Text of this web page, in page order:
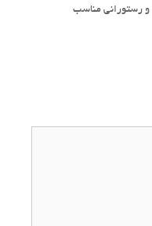
و رستورانی مناسب